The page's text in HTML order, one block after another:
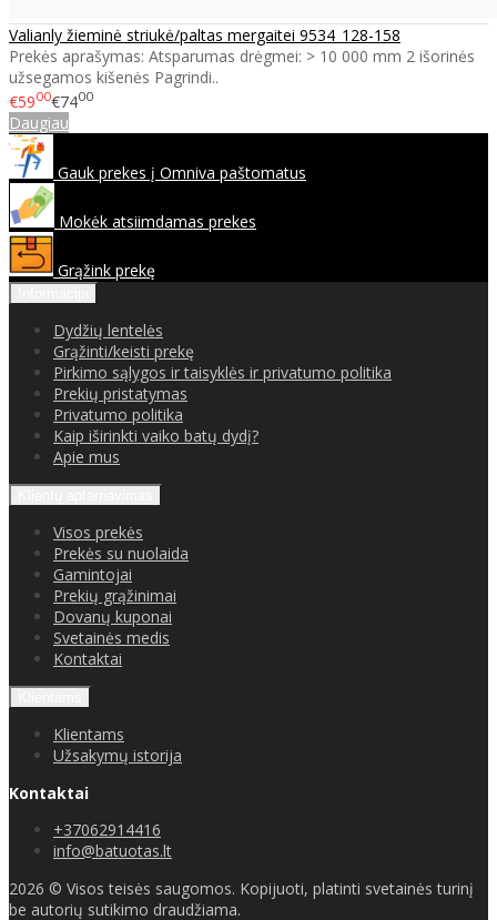
Valianly žieminė striukė/paltas mergaitei 9534_128-158
Prekės aprašymas: Atsparumas drėgmei: > 10 000 mm 2 išorinės
užsegamos kišenės Pagrindi..
€5900€7400
Daugiau
Gauk prekes į Omniva paštomatus
Mokėk atsiimdamas prekes
Grąžink prekę
Dydžių lentelės
Grąžinti/keisti prekę
Pirkimo sąlygos ir taisyklės ir privatumo politika
Prekių pristatymas
Privatumo politika
Kaip iširinkti vaiko batų dydį?
Apie mus
Visos prekės
Prekės su nuolaida
Gamintojai
Prekių grąžinimai
Dovanų kuponai
Svetainės medis
Kontaktai
Klientams
Užsakymų istorija
Kontaktai
+37062914416
info@batuotas.lt
2026 © Visos teisės saugomos. Kopijuoti, platinti svetainės turinį
be autorių sutikimo draudžiama.